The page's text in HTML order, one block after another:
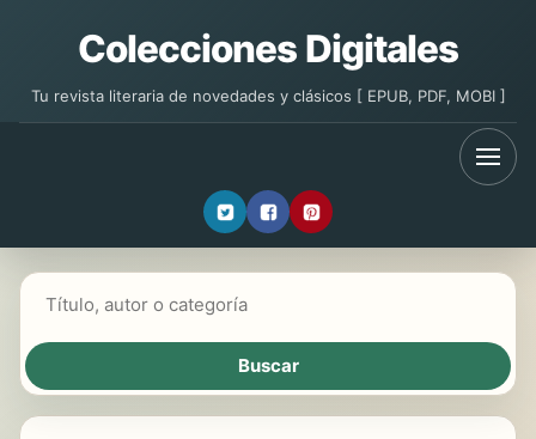
Colecciones Digitales
Tu revista literaria de novedades y clásicos [ EPUB, PDF, MOBI ]